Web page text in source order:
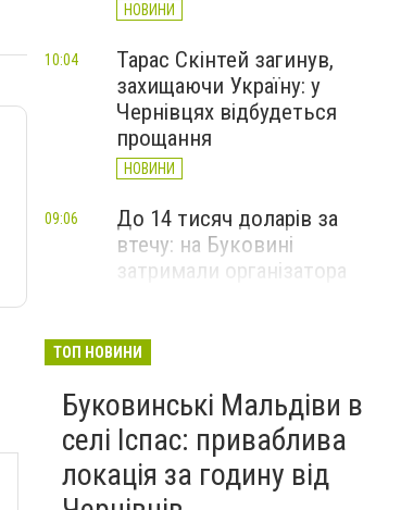
НОВИНИ
Тарас Скінтей загинув,
захищаючи Україну: у
Чернівцях відбудеться
прощання
НОВИНИ
10:04
До 14 тисяч доларів за
втечу: на Буковині
затримали організатора
НОВИНИ
09:06
Голову сільради на
Буковині судитимуть через
15 млн грн збитків під час
будівництва укриття для
17:22
Вчора
ТОП НОВИНИ
Буковинські Мальдіви в
селі Іспас: приваблива
локація за годину від